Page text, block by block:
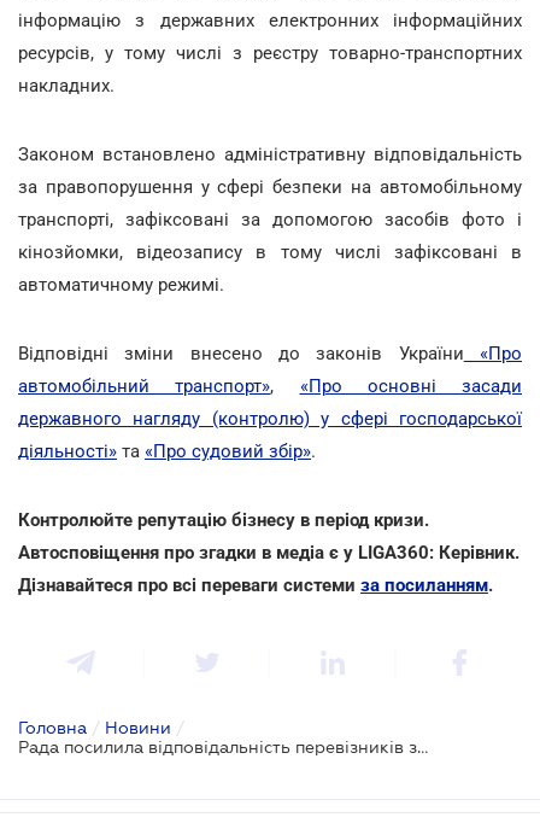
інформацію з державних електронних інформаційних
ресурсів, у тому числі з реєстру товарно-транспортних
накладних.
Законом встановлено адміністративну відповідальність
за правопорушення у сфері безпеки на автомобільному
транспорті, зафіксовані за допомогою засобів фото і
кінозйомки, відеозапису в тому числі зафіксовані в
автоматичному режимі.
Відповідні зміни внесено до законів України «Про
автомобільний транспорт», «Про основні засади
державного нагляду (контролю) у сфері господарської
діяльності» та «Про судовий збір».
Контролюйте репутацію бізнесу в період кризи.
Автосповіщення про згадки в медіа є у LIGA360: Керівник.
Дізнавайтеся про всі переваги системи за посиланням.
Головна / Новини /
Рада посилила відповідальність перевізників за перевищення габаритно-вагових норм